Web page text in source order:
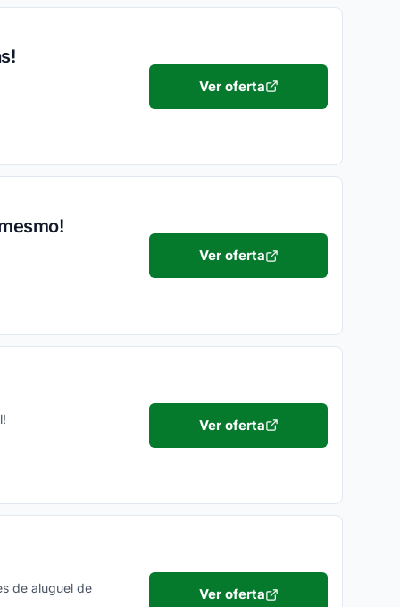
Ver oferta
Ver oferta
Ver oferta
de aluguel de
Ver oferta